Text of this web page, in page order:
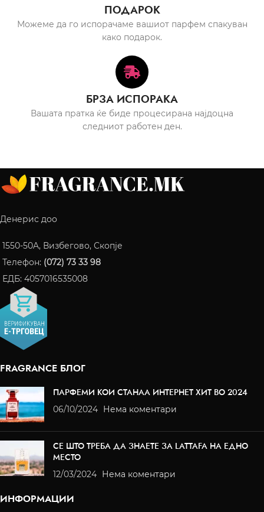
ПОДАРОК
Можеме да го испорачаме вашиот парфем спакуван
како подарок.
БРЗА ИСПОРАКА
Вашата пратка ќе биде процесирана најдоцна
следниот работен ден.
Денерис доо
1550-50A, Визбегово, Скопје
Телефон: (072) 73 33 98
ЕДБ: 4057016535008
FRAGRANCE БЛОГ
ПАРФЕМИ КОИ СТАНАА ИНТЕРНЕТ ХИТ ВО 2024
06/10/2024 Нема коментари
СЕ ШТО ТРЕБА ДА ЗНАЕТЕ ЗА LATTAFA НА ЕДНО
МЕСТО
12/03/2024 Нема коментари
ИНФОРМАЦИИ